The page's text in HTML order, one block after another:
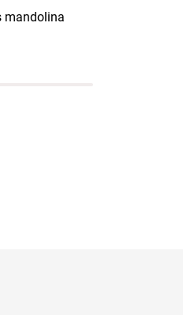
mandolina